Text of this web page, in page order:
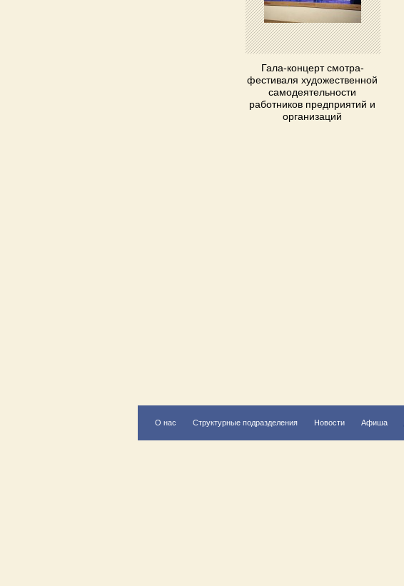
Гала-концерт смотра-
фестиваля художественной
самодеятельности
работников предприятий и
организаций
О нас Структурные подразделения Новости Афиша